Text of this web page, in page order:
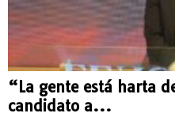
“La gente está harta
candidato a...